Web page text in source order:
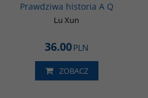
Prawdziwa historia A Q
Lu Xun
36.00PLN
ZOBACZ